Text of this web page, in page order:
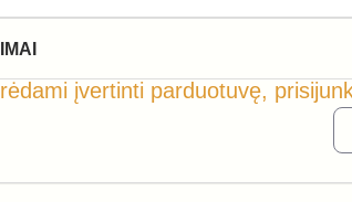
įvertinti parduotuvę,